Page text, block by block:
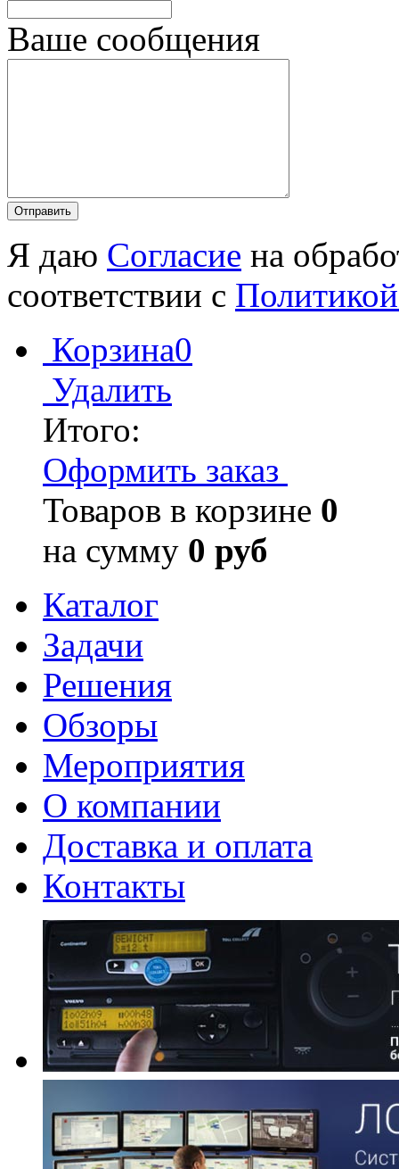
Ваше сообщения
Я даю Согласие на
соответствии с
Корзина0
Удалить
Итого:
Оформить заказ
Товаров в корзине 0
на сумму 0 руб
Каталог
Задачи
Решения
Обзоры
Мероприятия
О компании
Доставка и оплата
Контакты